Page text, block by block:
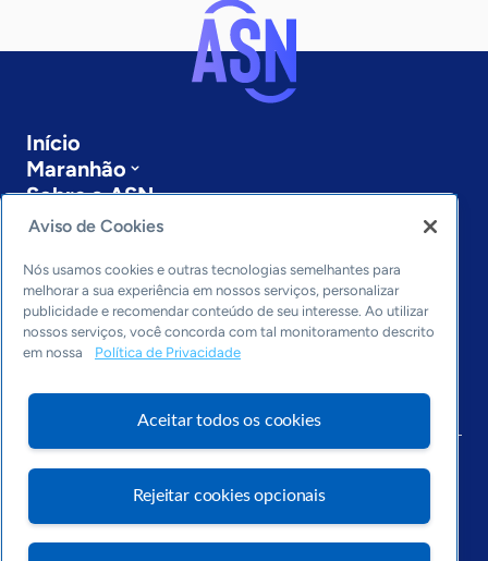
Início
Maranhão
Sobre a ASN
Últimas notícias
Editorias
Economia & Política
Inovação & Tecnologia
Dados
Aviso de Cookies
Nós usamos cookies e outras tecnologias semelhantes para
melhorar a sua experiência em nossos serviços, personalizar
publicidade e recomendar conteúdo de seu interesse. Ao utilizar
nossos serviços, você concorda com tal monitoramento descrito
em nossa
Política de Privacidade
Aceitar todos os cookies
Rejeitar cookies opcionais